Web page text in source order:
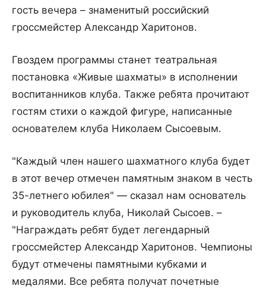
гость вечера – знаменитый российский
гроссмейстер Александр Харитонов.
Гвоздем программы станет театральная
постановка «Живые шахматы» в исполнении
воспитанников клуба. Также ребята прочитают
гостям стихи о каждой фигуре, написанные
основателем клуба Николаем Сысоевым.
"Каждый член нашего шахматного клуба будет
в этот вечер отмечен памятным знаком в честь
35-летнего юбилея" — сказал нам основатель
и руководитель клуба, Николай Сысоев. –
"Награждать ребят будет легендарный
гроссмейстер Александр Харитонов. Чемпионы
будут отмечены памятными кубками и
медалями. Все ребята получат почетные